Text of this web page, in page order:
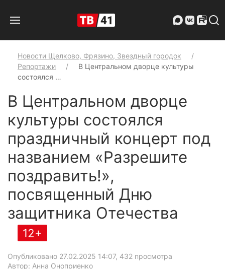
Новости Щелково, Фрязино, Звездный городок
Репортажи
В Центральном дворце культуры
состоялся …
В Центральном дворце
культуры состоялся
праздничный концерт под
названием «Разрешите
поздравить!»,
посвященный Дню
защитника Отечества
12+
Опубликовано 27.02.2025 14:07, 432 просмотра
Автор: Анна Оноприенко